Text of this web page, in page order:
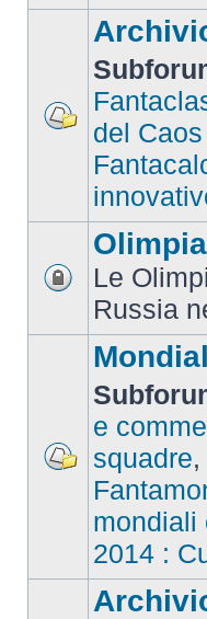
del
Le
Russia
e
squadre,
mondiali
2014 :